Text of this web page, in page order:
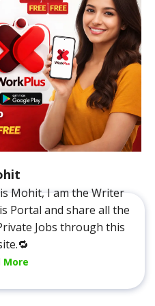
Mohit, I am the Writer
Portal and share all the
Jobs through this
More